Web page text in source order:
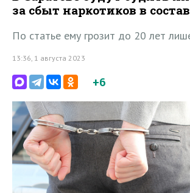
за сбыт наркотиков в
По статье ему грозит до 20 лет
13:36, 1 августа 2023
+6